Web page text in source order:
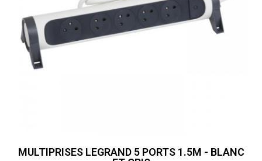
MULTIPRISES LEGRAND 5 PORTS 1.5M - BLANC